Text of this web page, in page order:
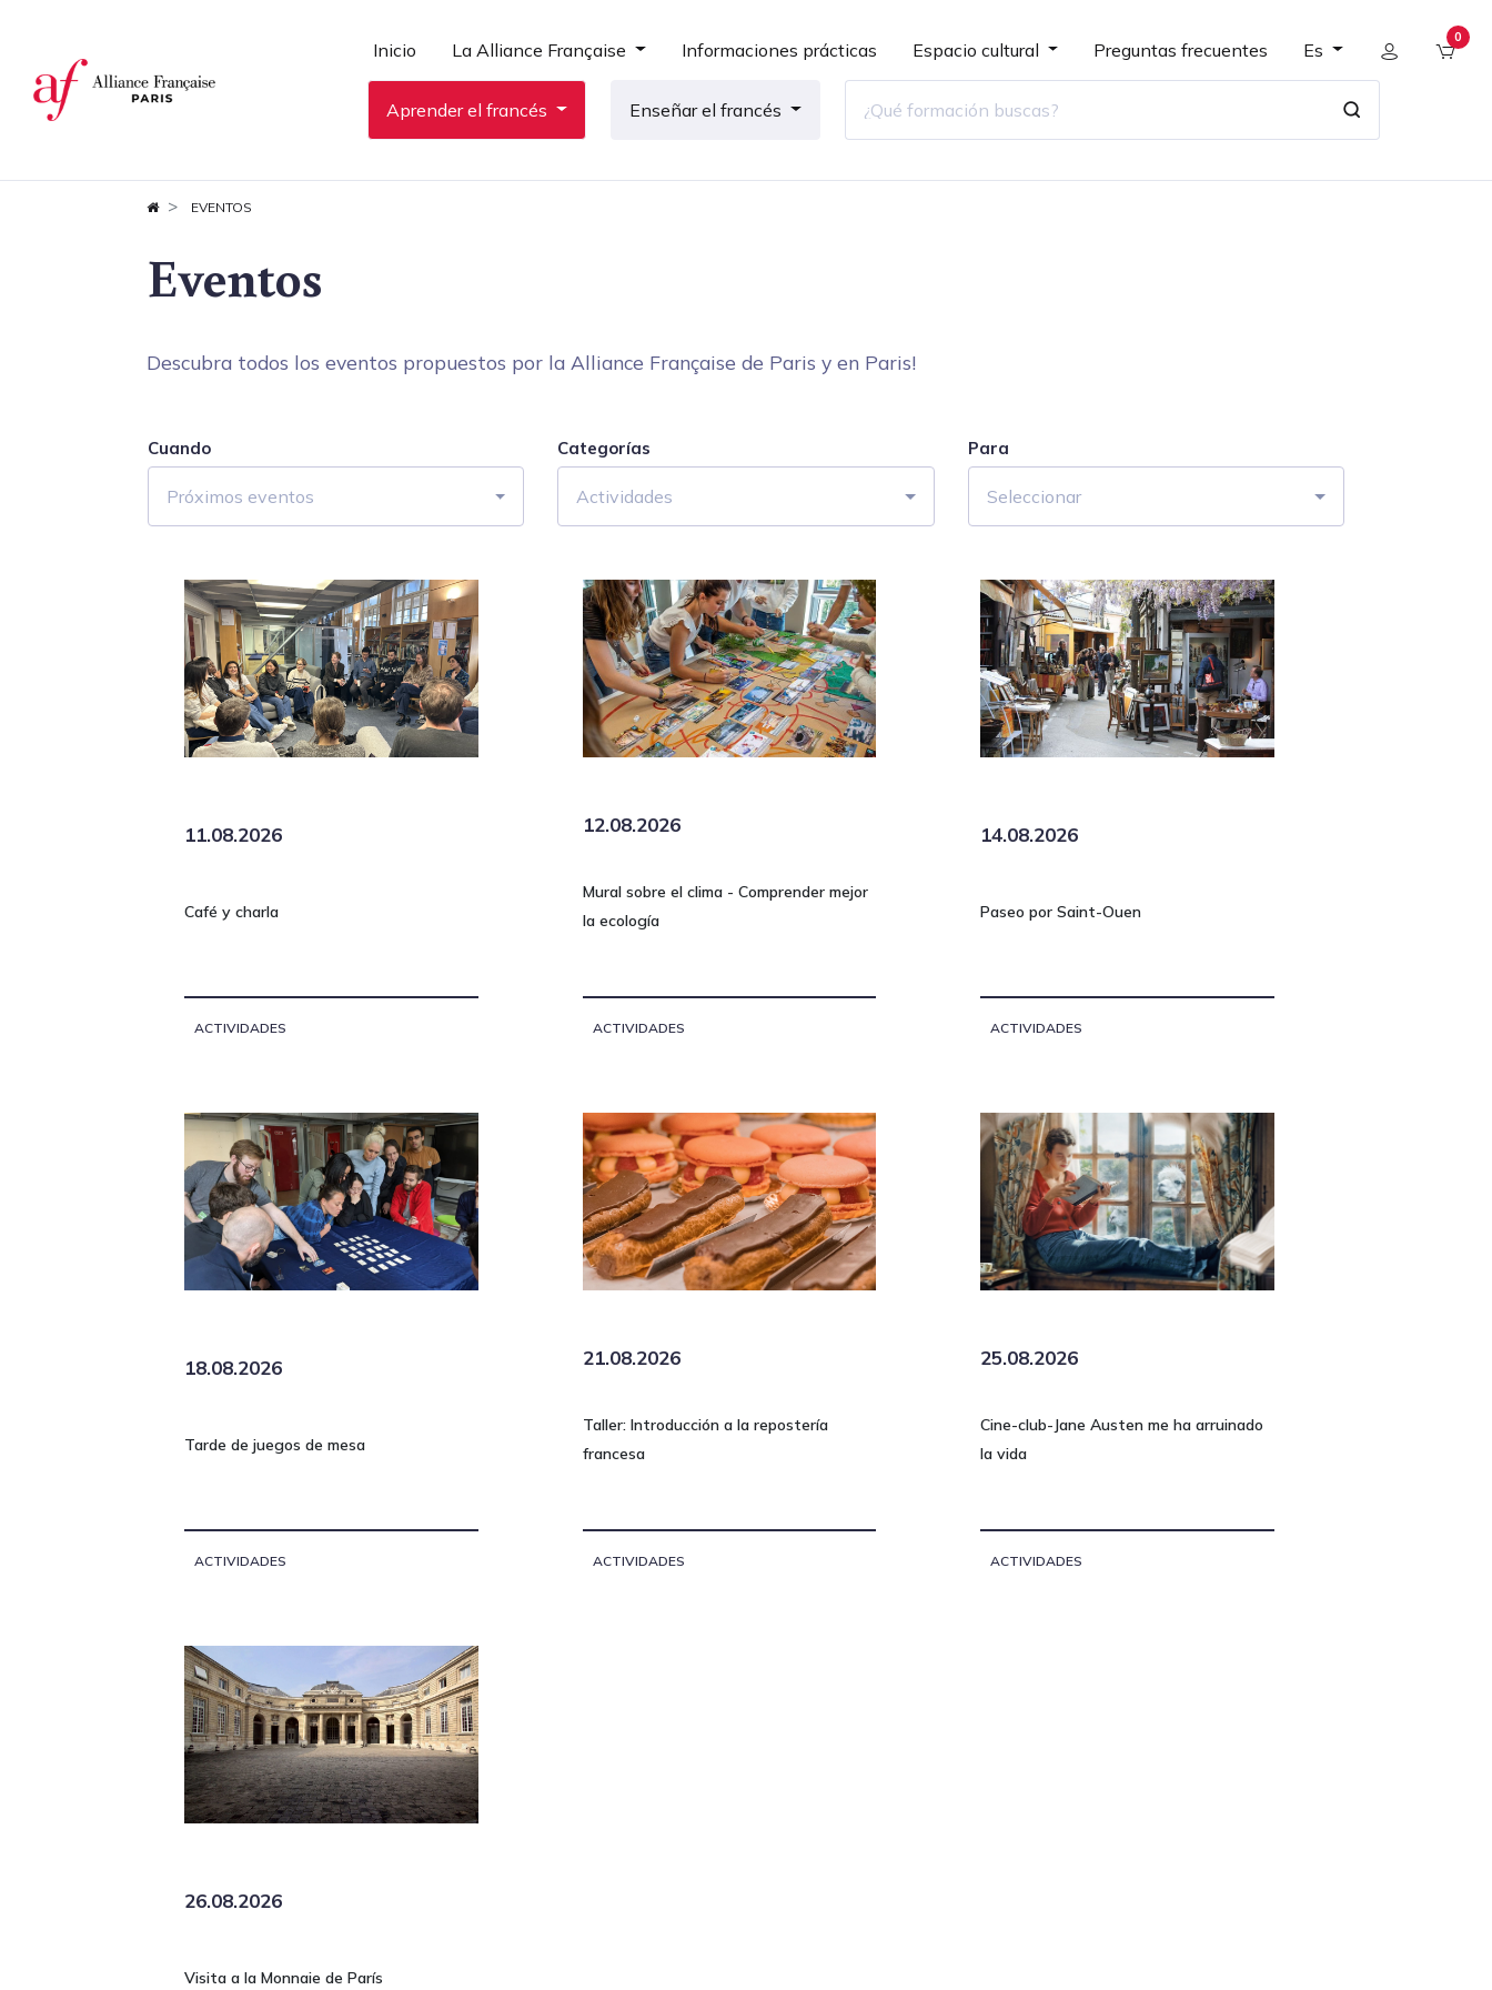
Inicio La Alliance Française Informaciones prácticas Espacio cultural Preguntas frecuentes Es
0
Aprender el francés Enseñar el francés
EVENTOS
Eventos
Descubra todos los eventos propuestos por la Alliance Française de Paris y en Paris!
Cuando
Próximos eventos
Categorías
Actividades
Para
Seleccionar
11.08.2026
Café y charla
ACTIVIDADES
12.08.2026
Mural sobre el clima - Comprender mejor
la ecología
ACTIVIDADES
14.08.2026
Paseo por Saint-Ouen
ACTIVIDADES
18.08.2026
Tarde de juegos de mesa
ACTIVIDADES
21.08.2026
Taller: Introducción a la repostería
francesa
ACTIVIDADES
25.08.2026
Cine-club-Jane Austen me ha arruinado
la vida
ACTIVIDADES
26.08.2026
Visita a la Monnaie de París